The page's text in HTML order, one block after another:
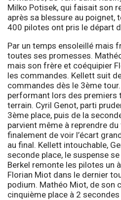
Milko Potisek, qui faisait son
après sa blessure au poignet,
400 pilotes ont pris le départ
Par un temps ensoleillé mais
toutes ses promesses.
mais son frère et coéquipier
les commandes. Kellett suit
commandes dès le 3ème
performant lors des premiers
terrain. Cyril Genot, parti
3ème place, puis de la
parvient même à reprendre
finalement de voir l’écart
au final. Kellett intouchable,
seconde place, le suspense
Berkel remonte les pilotes un
Florian Miot dans le dernier
podium. Mathéo Miot, de son
cinquième place à 2